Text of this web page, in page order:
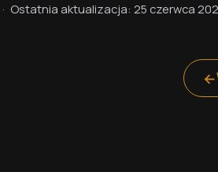
· Ostatnia aktualizacja: 25 czerwca
←